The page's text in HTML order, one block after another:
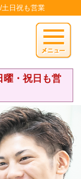
日祝も営業
曜・祝日も営